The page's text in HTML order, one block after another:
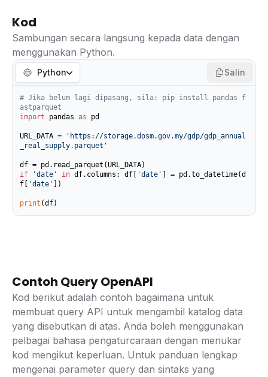
Kod
Sambungan secara langsung kepada data dengan
menggunakan Python.
Python Salin
# Jika belum lagi dipasang, sila: pip install pandas f
astparquet
import pandas as pd
URL_DATA =
'https://storage.dosm.gov.my/gdp/gdp_annual
_real_supply.parquet'
if
'date' in df.columns: df[ 'date'
] = pd.to_datetime(d
f[
'date' ])
print (df)
Contoh Query OpenAPI
Kod berikut adalah contoh bagaimana untuk
membuat query API untuk mengambil katalog data
yang disebutkan di atas. Anda boleh menggunakan
pelbagai bahasa pengaturcaraan dengan menukar
kod mengikut keperluan. Untuk panduan lengkap
mengenai parameter query dan sintaks yang